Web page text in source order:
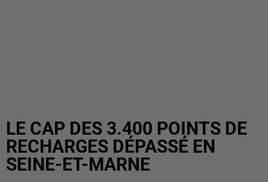
LE CAP DES 3.400 POINTS DE
RECHARGES DÉPASSÉ EN
SEINE-ET-MARNE